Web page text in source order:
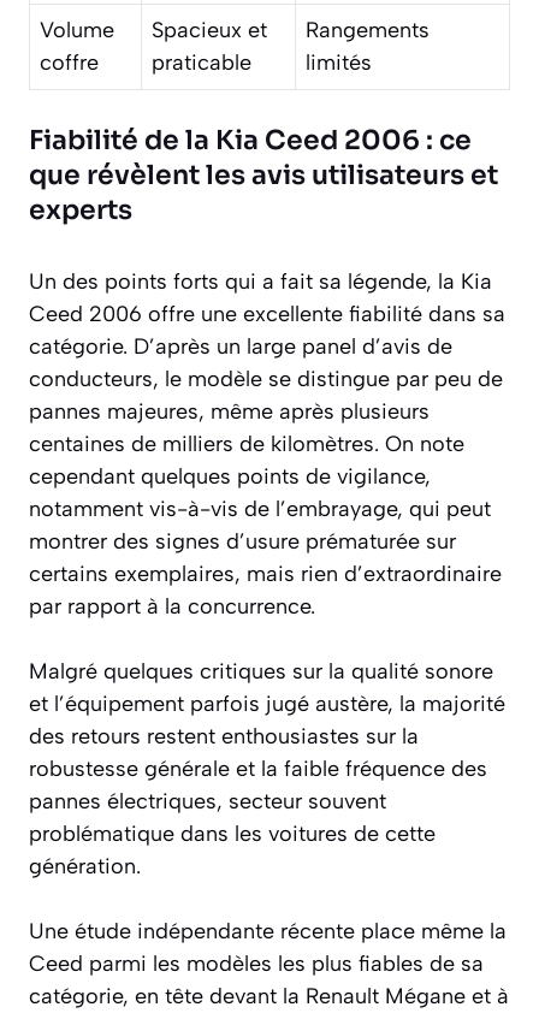
Volume
coffre
Spacieux et
praticable
Rangements
limités
Fiabilité de la Kia Ceed 2006 : ce
que révèlent les avis utilisateurs et
experts
Un des points forts qui a fait sa légende, la Kia
Ceed 2006 offre une excellente fiabilité dans sa
catégorie. D’après un large panel d’avis de
conducteurs, le modèle se distingue par peu de
pannes majeures, même après plusieurs
centaines de milliers de kilomètres. On note
cependant quelques points de vigilance,
notamment vis-à-vis de l’embrayage, qui peut
montrer des signes d’usure prématurée sur
certains exemplaires, mais rien d’extraordinaire
par rapport à la concurrence.
Malgré quelques critiques sur la qualité sonore
et l’équipement parfois jugé austère, la majorité
des retours restent enthousiastes sur la
robustesse générale et la faible fréquence des
pannes électriques, secteur souvent
problématique dans les voitures de cette
génération.
Une étude indépendante récente place même la
Ceed parmi les modèles les plus fiables de sa
catégorie, en tête devant la Renault Mégane et à